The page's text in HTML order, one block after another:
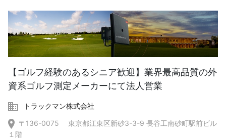
【ゴルフ経験のあるシニア歓迎】業界最高品質の外
資系ゴルフ測定メーカーにて法人営業
トラックマン株式会社
〒136-0075 東京都江東区新砂3-3-9 長谷工南砂町駅前ビル
１階